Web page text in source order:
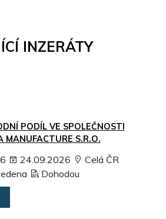
INZERÁTY
PODÍL VE SPOLEČNOSTI
MANUFACTURE S.R.O.
24.09.2026
Celá ČR
Dohodou